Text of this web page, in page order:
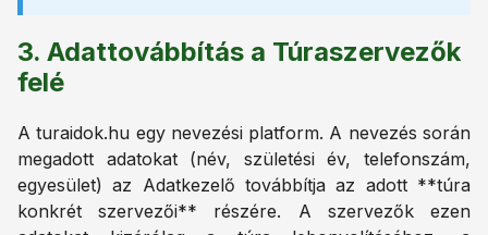
3. Adattovábbítás a Túraszervezők
felé
A turaidok.hu egy nevezési platform. A nevezés során
megadott adatokat (név, születési év, telefonszám,
egyesület) az Adatkezelő továbbítja az adott **túra
konkrét szervezői** részére. A szervezők ezen